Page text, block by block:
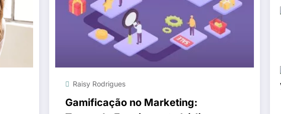
Raisy Rodrigues
Gamificação no Marketing: